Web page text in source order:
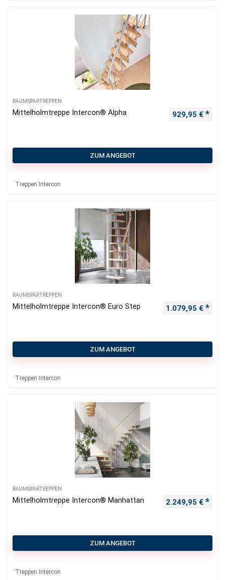
RAUMSPARTREPPEN
Mittelholmtreppe Intercon® Alpha 929,95 €
ZUM ANGEBOT
Treppen Intercon
RAUMSPARTREPPEN
Mittelholmtreppe Intercon® Euro Step 1.079,95 €
ZUM ANGEBOT
Treppen Intercon
RAUMSPARTREPPEN
Mittelholmtreppe Intercon® Manhattan 2.249,95 €
ZUM ANGEBOT
Treppen Intercon